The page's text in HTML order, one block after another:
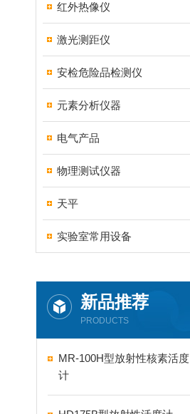
红外热像仪
激光测距仪
安检危险品检测仪
元素分析仪器
电气产品
物理测试仪器
天平
实验室常用设备
新品推荐
PRODUCTS
MR-100H型放射性核素活度
计